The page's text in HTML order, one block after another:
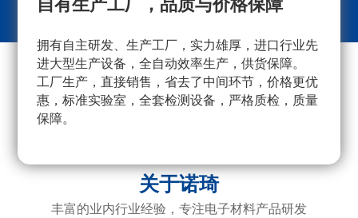
自有生产工厂，品质与价格保障
拥有自主研发、生产工厂，实力雄厚，进口行业先
进大型生产设备，全自动效率生产，供货保障。
工厂生产，直接销售，省去了中间环节，价格更优
惠，标准实验室，全套检测设备，严格质检，质量
保障。
采
关于诺琦
丰富的业内行业经验，专注电子材料产品研发